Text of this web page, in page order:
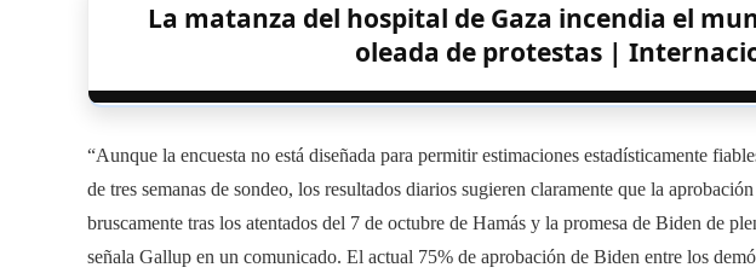
La matanza del hospital de Gaza incendia el
oleada de protestas |
“Aunque la encuesta no está diseñada para permitir estimaciones estadísticamente
de tres semanas de sondeo, los resultados diarios sugieren claramente que la
bruscamente tras los atentados del 7 de octubre de Hamás y la promesa de Biden de
señala Gallup en un comunicado. El actual 75% de aprobación de Biden entre los